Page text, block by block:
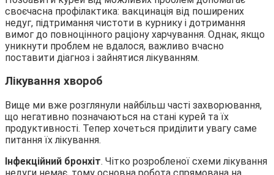
своєчасна профілактика: вакцинація від поширених
недуг, підтримання чистоти в курнику і дотримання
вимог до повноцінного раціону харчування. Однак, якщо
уникнути проблем не вдалося, важливо вчасно
поставити діагноз і зайнятися лікуванням.
Лікування хвороб
Вище ми вже розглянули найбільш часті захворювання,
що негативно позначаються на стані курей та їх
продуктивності. Тепер хочеться приділити увагу саме
питання їх лікування.
Інфекційний бронхіт. Чітко розробленої схеми лікування